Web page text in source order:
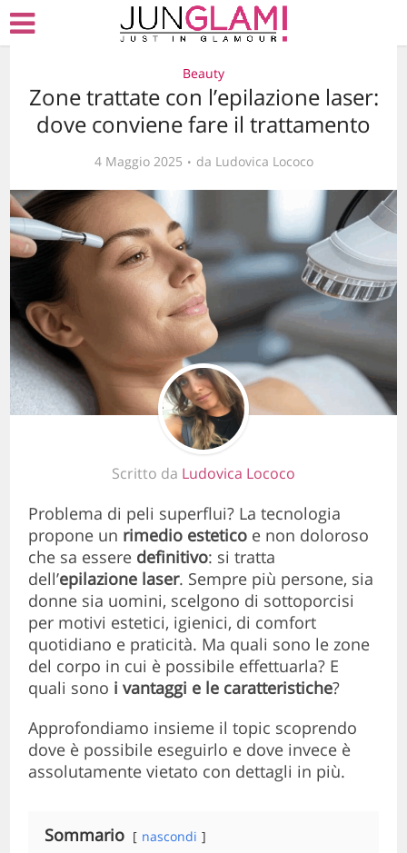
Beauty
Zone trattate con l’epilazione laser:
dove conviene fare il trattamento
4 Maggio 2025 da Ludovica Lococo
Scritto da Ludovica Lococo
Problema di peli superflui? La tecnologia
propone un rimedio estetico e non doloroso
che sa essere definitivo: si tratta
dell’epilazione laser. Sempre più persone, sia
donne sia uomini, scelgono di sottoporcisi
per motivi estetici, igienici, di comfort
quotidiano e praticità. Ma quali sono le zone
del corpo in cui è possibile effettuarla? E
quali sono i vantaggi e le caratteristiche?
Approfondiamo insieme il topic scoprendo
dove è possibile eseguirlo e dove invece è
assolutamente vietato con dettagli in più.
Sommario nascondi